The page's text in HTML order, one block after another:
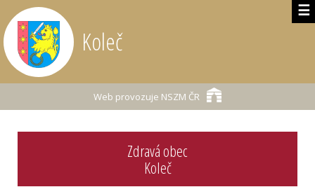
☰
Koleč
Web provozuje NSZM ČR
Zdravá obec
Koleč